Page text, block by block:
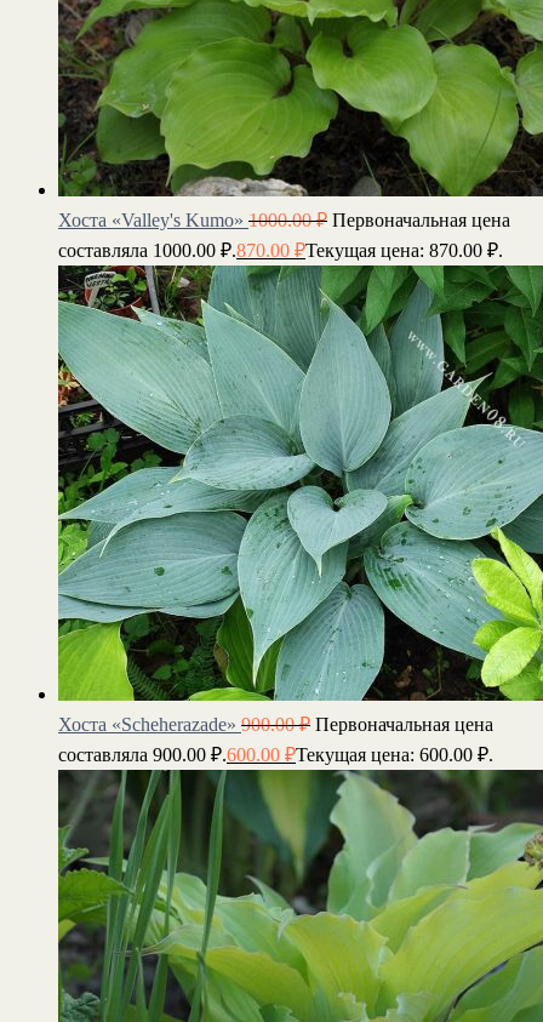
Хоста «Valley's Kumo» 1000.00₽ Первоначальная цена
составляла 1000.00 ₽.870.00 ₽Текущая цена: 870.00 ₽.
Хоста «Scheherazade» 900.00₽ Первоначальная цена
составляла 900.00 ₽.600.00 ₽Текущая цена: 600.00 ₽.